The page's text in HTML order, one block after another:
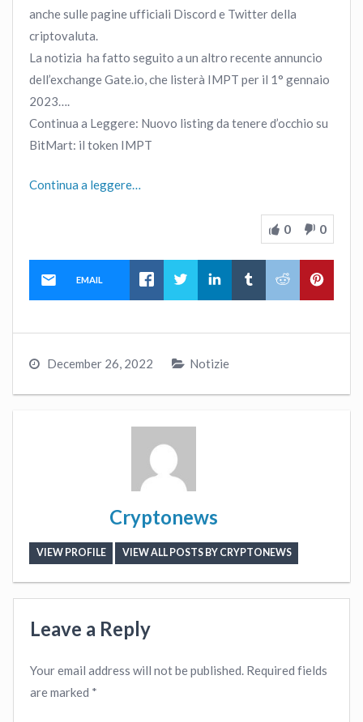
anche sulle pagine ufficiali Discord e Twitter della
criptovaluta.
La notizia ha fatto seguito a un altro recente annuncio
dell’exchange Gate.io, che listerà IMPT per il 1° gennaio
2023….
Continua a Leggere: Nuovo listing da tenere d’occhio su
BitMart: il token IMPT
Continua a leggere…
0 0
EMAIL
December 26, 2022 Notizie
Cryptonews
VIEW PROFILE VIEW ALL POSTS BY CRYPTONEWS
Leave a Reply
Your email address will not be published. Required fields
are marked *